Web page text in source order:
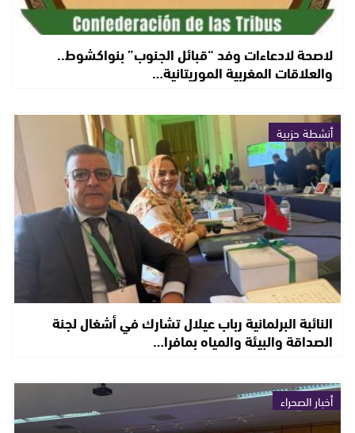
لاصحة لادعاءات وفد “قبائل الجنوب” بنواكشوط..
والعلاقات المغربية الموريتانية…
أنشطة حزبية
النائبة البرلمانية رباب عيلال تشارك في أشغال لجنة
الصداقة والبيئة والمياه بمافرا…
أخبار الصحراء